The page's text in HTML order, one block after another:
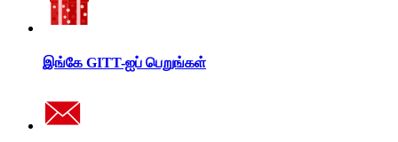
இங்கே GITT-ஐப் பெறுங்கள்